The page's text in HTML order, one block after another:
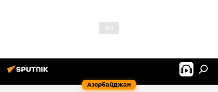
Азербайджан